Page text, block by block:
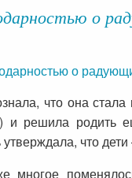
о
что она
и решила родить
что
многое